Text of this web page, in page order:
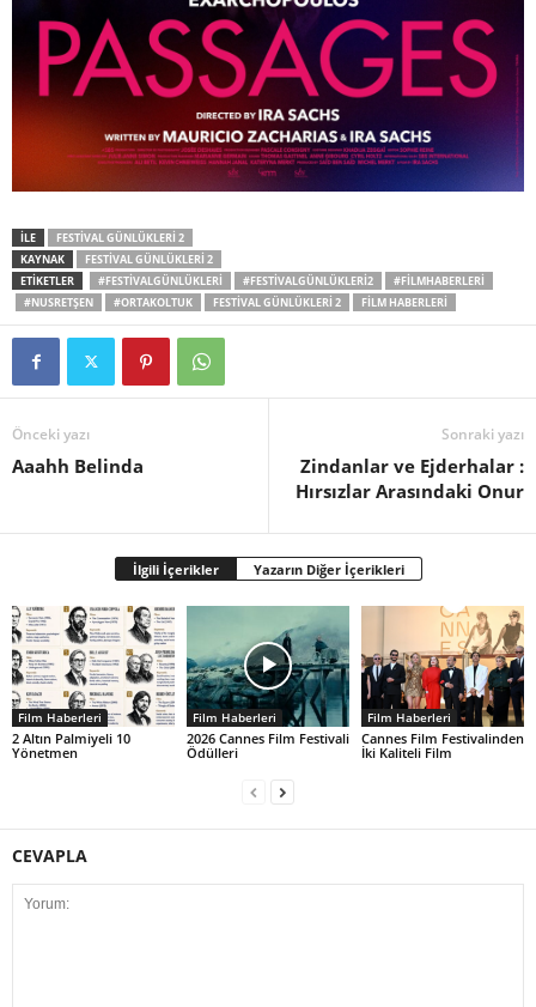
İLE
FESTIVAL GÜNLÜKLERI 2
KAYNAK
FESTIVAL GÜNLÜKLERI 2
ETİKETLER
#FESTIVALGÜNLÜKLERI #FESTIVALGÜNLÜKLERI2
#FILMHABERLERI
#NUSRETŞEN
#ORTAKOLTUK FESTIVAL GÜNLÜKLERI 2 FILM HABERLERI
Önceki yazı
Aaahh Belinda
Sonraki yazı
Zindanlar ve Ejderhalar :
Hırsızlar Arasındaki Onur
İlgili İçerikler Yazarın Diğer İçerikleri
Film Haberleri
2 Altın Palmiyeli 10
Yönetmen
Film Haberleri
2026 Cannes Film Festivali
Ödülleri
Film Haberleri
Cannes Film Festivalinden
İki Kaliteli Film
CEVAPLA